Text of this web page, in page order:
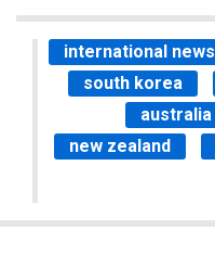
international news
south korea
australia
new zealand